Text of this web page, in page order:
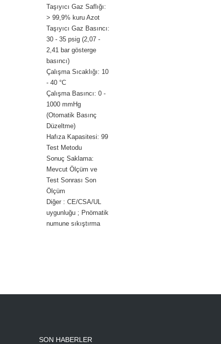
Taşıyıcı Gaz Saflığı:
> 99,9% kuru Azot
Taşıyıcı Gaz Basıncı:
30 - 35 psig (2,07 -
2,41 bar gösterge
basıncı)
Çalışma Sıcaklığı: 10
- 40 °C
Çalışma Basıncı: 0 -
1000 mmHg
(Otomatik Basınç
Düzeltme)
Hafıza Kapasitesi: 99
Test Metodu
Sonuç Saklama:
Mevcut Ölçüm ve
Test Sonrası Son
Ölçüm
Diğer : CE/CSA/UL
uygunluğu ; Pnömatik
numune sıkıştırma
SON HABERLER